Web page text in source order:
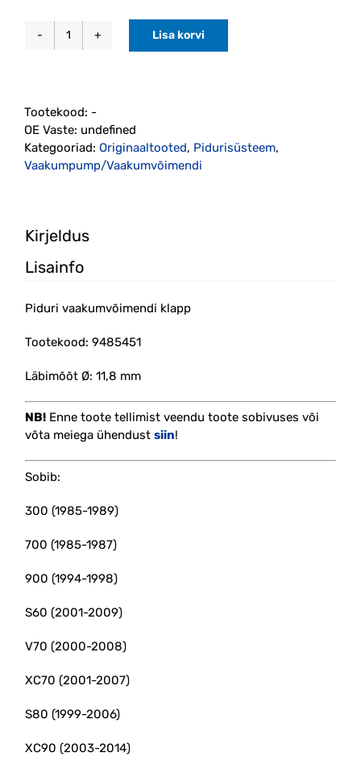
Piduri
kogus
Lisa korvi
Tootekood: -
OE Vaste: undefined
Kategooriad: Originaaltooted, Pidurisüsteem,
Vaakumpump/Vaakumvõimendi
Kirjeldus
Lisainfo
Piduri vaakumvõimendi klapp
Tootekood: 9485451
Läbimõõt Ø: 11,8 mm
NB! Enne toote tellimist veendu toote sobivuses või
võta meiega ühendust siin!
Sobib:
300 (1985-1989)
700 (1985-1987)
900 (1994-1998)
S60 (2001-2009)
V70 (2000-2008)
XC70 (2001-2007)
S80 (1999-2006)
XC90 (2003-2014)